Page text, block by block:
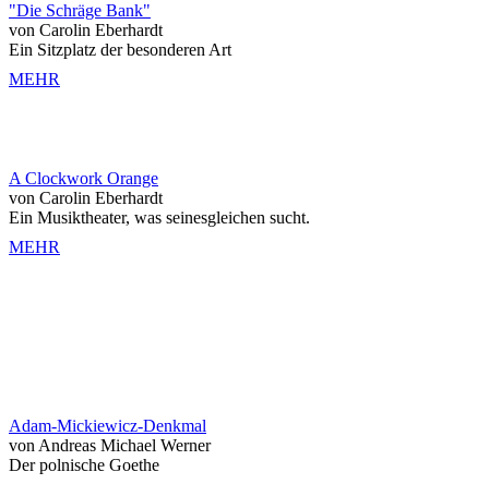
"Die Schräge Bank"
von Carolin Eberhardt
Ein Sitzplatz der besonderen Art
MEHR
A Clockwork Orange
von Carolin Eberhardt
Ein Musiktheater, was seinesgleichen sucht.
MEHR
Adam-Mickiewicz-Denkmal
von Andreas Michael Werner
Der polnische Goethe